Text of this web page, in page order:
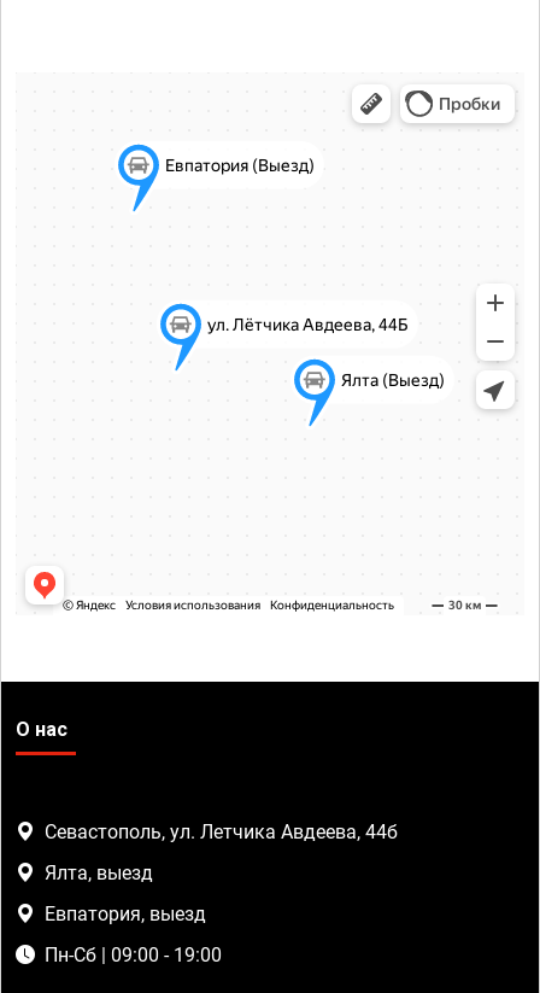
О нас
Севастополь, ул. Летчика Авдеева, 44б
Ялта, выезд
Евпатория, выезд
Пн-Сб | 09:00 - 19:00